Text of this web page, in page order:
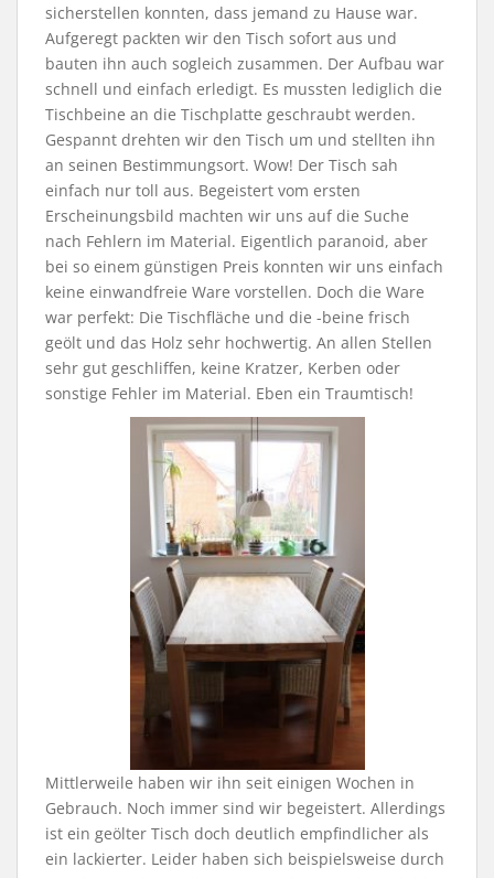
sicherstellen konnten, dass jemand zu Hause war.
Aufgeregt packten wir den Tisch sofort aus und
bauten ihn auch sogleich zusammen. Der Aufbau war
schnell und einfach erledigt. Es mussten lediglich die
Tischbeine an die Tischplatte geschraubt werden.
Gespannt drehten wir den Tisch um und stellten ihn
an seinen Bestimmungsort. Wow! Der Tisch sah
einfach nur toll aus. Begeistert vom ersten
Erscheinungsbild machten wir uns auf die Suche
nach Fehlern im Material. Eigentlich paranoid, aber
bei so einem günstigen Preis konnten wir uns einfach
keine einwandfreie Ware vorstellen. Doch die Ware
war perfekt: Die Tischfläche und die -beine frisch
geölt und das Holz sehr hochwertig. An allen Stellen
sehr gut geschliffen, keine Kratzer, Kerben oder
sonstige Fehler im Material. Eben ein Traumtisch!
Mittlerweile haben wir ihn seit einigen Wochen in
Gebrauch. Noch immer sind wir begeistert. Allerdings
ist ein geölter Tisch doch deutlich empfindlicher als
ein lackierter. Leider haben sich beispielsweise durch